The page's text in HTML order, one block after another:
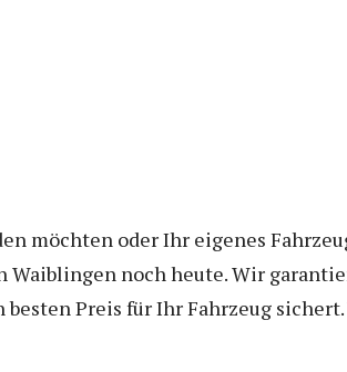
möchten oder Ihr eigenes
Waiblingen noch heute. Wir
Preis für Ihr Fahrzeug